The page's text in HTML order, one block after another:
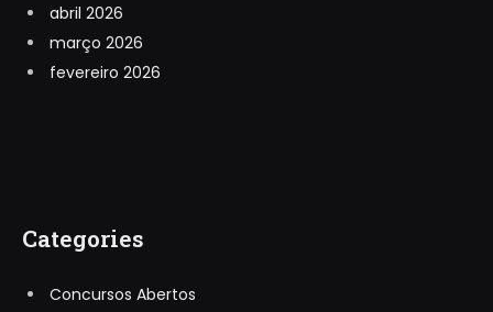
abril 2026
março 2026
fevereiro 2026
Categories
Concursos Abertos